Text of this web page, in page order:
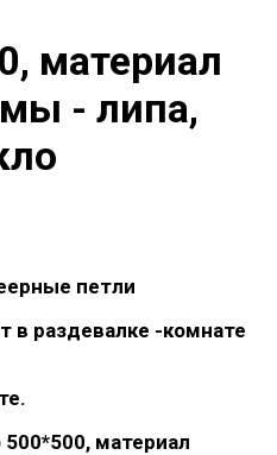
материал
- липа,
петли
в раздевалке -комнате
материал